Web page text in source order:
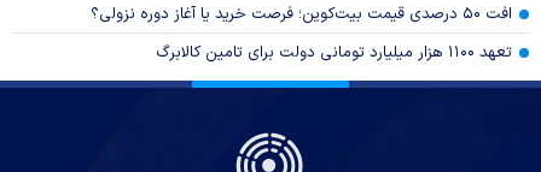
افت ۵۰ درصدی قیمت بیت‌کوین؛ فرصت خرید یا آغاز دوره نزولی؟
تعهد ۱۱۰۰ هزار میلیارد تومانی دولت برای تامین کالابرگ